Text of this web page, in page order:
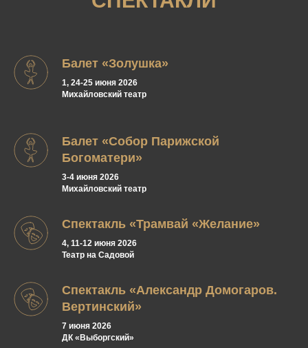
Балет «Золушка»
1, 24-25 июня 2026
Михайловский театр
Балет «Собор Парижской
Богоматери»
3-4 июня 2026
Михайловский театр
Спектакль «Трамвай «Желание»
4, 11-12 июня 2026
Театр на Садовой
Спектакль «Александр Домогаров.
Вертинский»
7 июня 2026
ДК «Выборгский»